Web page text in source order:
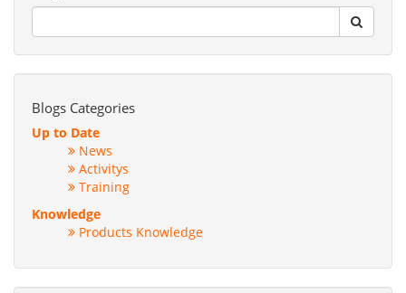
Blogs Categories
Up to Date
News
Activitys
Training
Knowledge
Products Knowledge